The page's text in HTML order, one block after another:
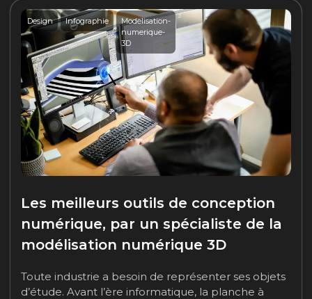
Design Infographie
Modelisation-
numerique-
3D
Les meilleurs outils de conception
numérique, par un spécialiste de la
modélisation numérique 3D
Toute industrie a besoin de représenter ses objets
d’étude. Avant l’ère informatique, la planche à